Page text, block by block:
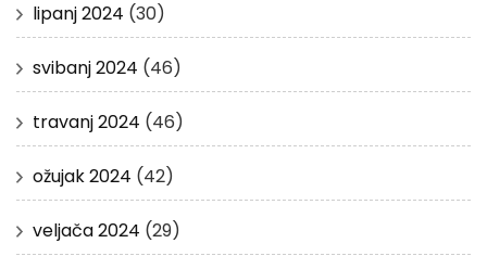
lipanj 2024 (30)
svibanj 2024 (46)
travanj 2024 (46)
ožujak 2024 (42)
veljača 2024 (29)